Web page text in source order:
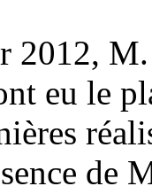
2012,
eu le
de